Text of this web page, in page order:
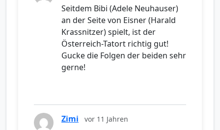
Seitdem Bibi (Adele Neuhauser)
an der Seite von Eisner (Harald
Krassnitzer) spielt, ist der
Österreich-Tatort richtig gut!
Gucke die Folgen der beiden sehr
gerne!
Zimi vor 11 Jahren